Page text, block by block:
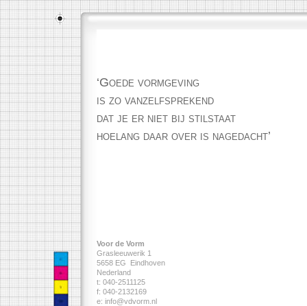
‘Goede vormgeving
is zo vanzelfsprekend
dat je er niet bij stilstaat
hoelang daar over is nagedacht’
Voor de Vorm
Grasleeuwerik 1
5658 EG Eindhoven
Nederland
t: 040-2511125
f: 040-2132169
e: info@vdvorm.nl